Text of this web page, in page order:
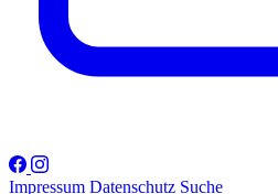
Impressum Datenschutz Suche